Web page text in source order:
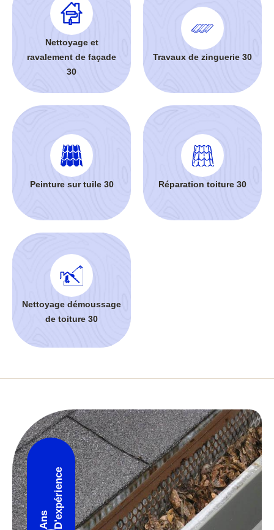
Nettoyage et
ravalement de façade
30
Travaux de zinguerie 30
Peinture sur tuile 30 Réparation toiture 30
Nettoyage démoussage
de toiture 30
Ans D'expérience